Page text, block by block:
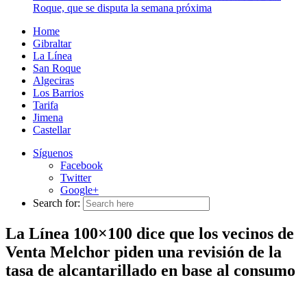
Roque, que se disputa la semana próxima
Home
Gibraltar
La Línea
San Roque
Algeciras
Los Barrios
Tarifa
Jimena
Castellar
Síguenos
Facebook
Twitter
Google+
Search for:
La Línea 100×100 dice que los vecinos de
Venta Melchor piden una revisión de la
tasa de alcantarillado en base al consumo